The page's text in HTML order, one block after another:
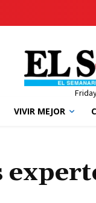
VIVIR MEJOR